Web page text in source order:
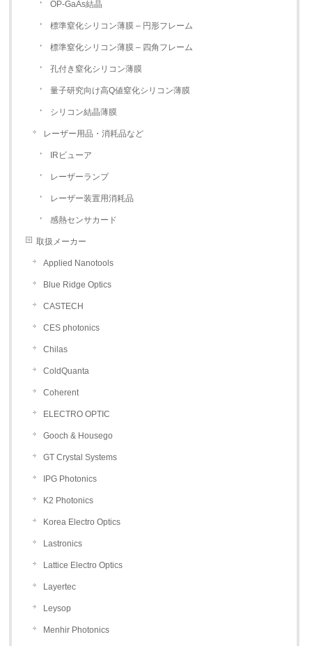
OP-GaAs結晶
標準窒化シリコン薄膜 – 円形フレーム
標準窒化シリコン薄膜 – 四角フレーム
孔付き窒化シリコン薄膜
量子研究向け高Q値窒化シリコン薄膜
シリコン結晶薄膜
レーザー用品・消耗品など
IRビューア
レーザーランプ
レーザー装置用消耗品
感熱センサカード
取扱メーカー
Applied Nanotools
Blue Ridge Optics
CASTECH
CES photonics
Chilas
ColdQuanta
Coherent
ELECTRO OPTIC
Gooch & Housego
GT Crystal Systems
IPG Photonics
K2 Photonics
Korea Electro Optics
Lastronics
Lattice Electro Optics
Layertec
Leysop
Menhir Photonics